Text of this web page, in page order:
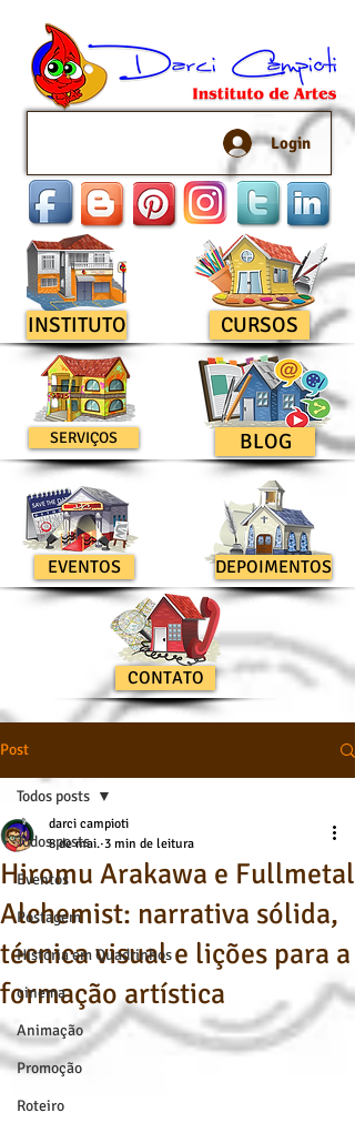
Login
INSTITUTO
SERVIÇOS
EVENTOS
CURSOS
BLOG
DEPOIMENTOS
CONTATO
Post
Todos posts
Eventos
Postagem
História em Quadrinhos
cinema
Animação
Promoção
Roteiro
Todos posts
Hiromu Arakawa e Fullmetal
Alchemist: narrativa sólida,
técnica visual e lições para a
formação artística
darci campioti
8 de mai. 3 min de leitura